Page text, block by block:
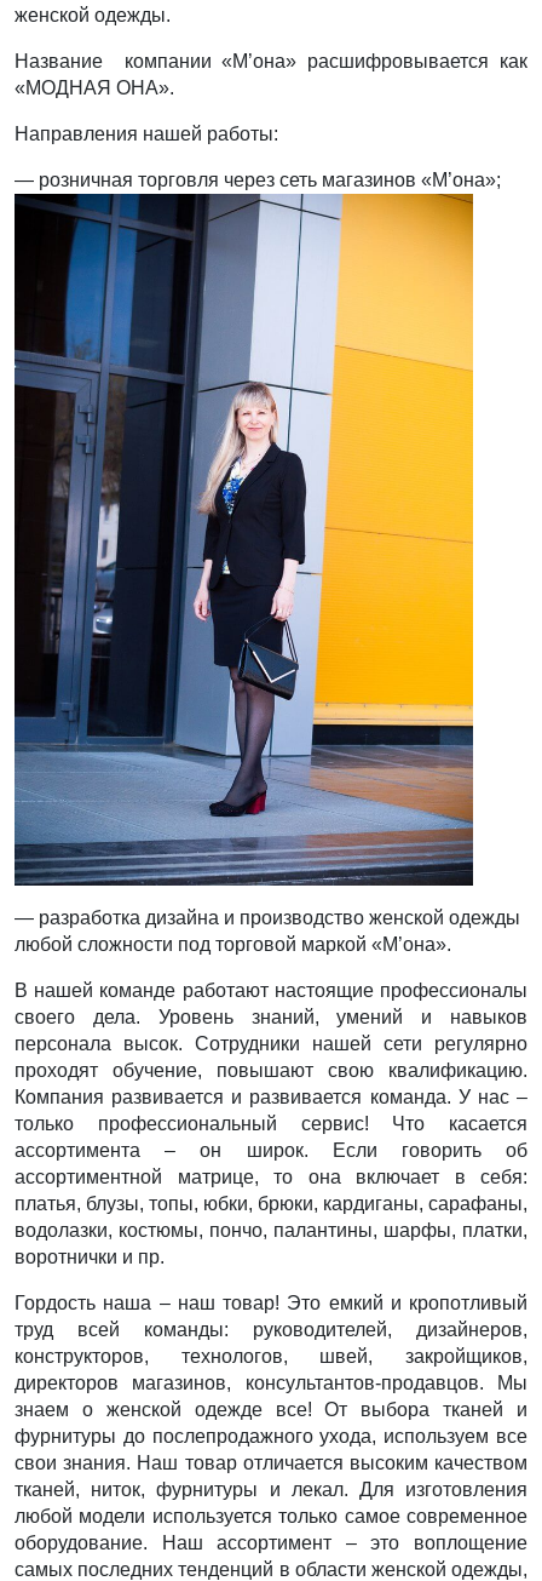
женской одежды.
Название компании «М’она» расшифровывается как
«МОДНАЯ ОНА».
Направления нашей работы:
— розничная торговля через сеть магазинов «М’она»;
— разработка дизайна и производство женской одежды
любой сложности под торговой маркой «М’она».
В нашей команде работают настоящие профессионалы
своего дела. Уровень знаний, умений и навыков
персонала высок. Сотрудники нашей сети регулярно
проходят обучение, повышают свою квалификацию.
Компания развивается и развивается команда. У нас –
только профессиональный сервис! Что касается
ассортимента – он широк. Если говорить об
ассортиментной матрице, то она включает в себя:
платья, блузы, топы, юбки, брюки, кардиганы, сарафаны,
водолазки, костюмы, пончо, палантины, шарфы, платки,
воротнички и пр.
Гордость наша – наш товар! Это емкий и кропотливый
труд всей команды: руководителей, дизайнеров,
конструкторов, технологов, швей, закройщиков,
директоров магазинов, консультантов-продавцов. Мы
знаем о женской одежде все! От выбора тканей и
фурнитуры до послепродажного ухода, используем все
свои знания. Наш товар отличается высоким качеством
тканей, ниток, фурнитуры и лекал. Для изготовления
любой модели используется только самое современное
оборудование. Наш ассортимент – это воплощение
самых последних тенденций в области женской одежды,